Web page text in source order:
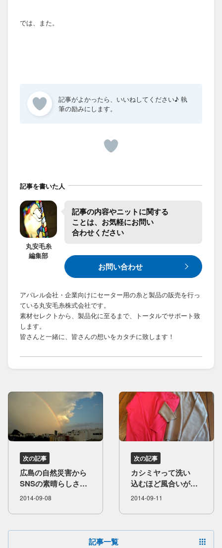
では、また。
記事を書いた人
丸安毛糸
編集部
記事の​内容や​ニットに​関する​
ことは、​お気軽に​お問い​
合わせください
お問い合わせ
アパレル会社・企業向けにセーター用の糸と製品の販売を行っ
ている丸安毛糸株式会社です。
素材セレクトから、製品化に至るまで、トータルでサポート致
します。
皆さんと一緒に、皆さんの想いをカタチに致します！
次の記事
広島の​自然災害から​
SNSの​素晴らしさを​
再認識！
2014-09-08
次の記事
カシミヤって​洗い​
込むほど​風合いが​
良くなるって​
2014-09-11
記事一覧